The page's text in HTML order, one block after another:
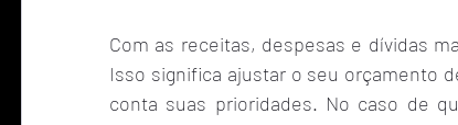
Com as receitas, despesas e dívidas
Isso significa ajustar o seu orçamento
conta suas prioridades. No caso de